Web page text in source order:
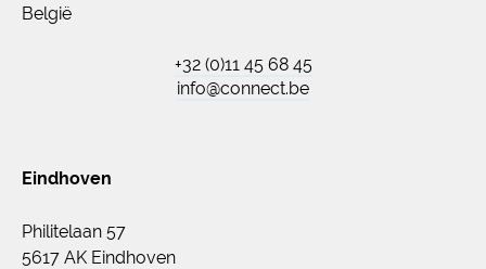
België
+32 (0)11 45 68 45
info@connect.be
Eindhoven
Philitelaan 57
5617 AK Eindhoven